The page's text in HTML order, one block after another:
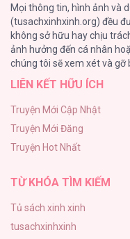
Dù Không
[...] – Chap
191
Làm vị cứu tinh
186
Thiên Đường Táo
(END) Merry
150
Mọi thông tin, hình ảnh và
(tusachxinhxinh.org) đều
không sở hữu hay chịu
ảnh hưởng đến cá nhân
chúng tôi sẽ xem xét và gỡ
LIÊN KẾT HỮU ÍCH
Truyện Mới Cập Nhật
Truyện Mới Đăng
Truyện Hot Nhất
TỪ KHÓA TÌM KIẾM
Tủ sách xinh xinh
tusachxinhxinh